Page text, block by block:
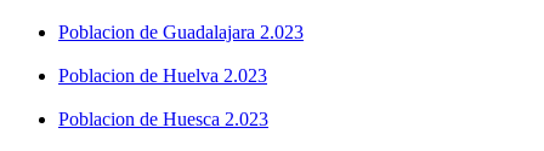
Poblacion de Guadalajara 2.023
Poblacion de Huelva 2.023
Poblacion de Huesca 2.023